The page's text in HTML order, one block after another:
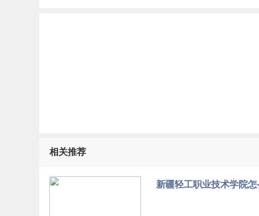
相关推荐
新疆轻工职业技术学院